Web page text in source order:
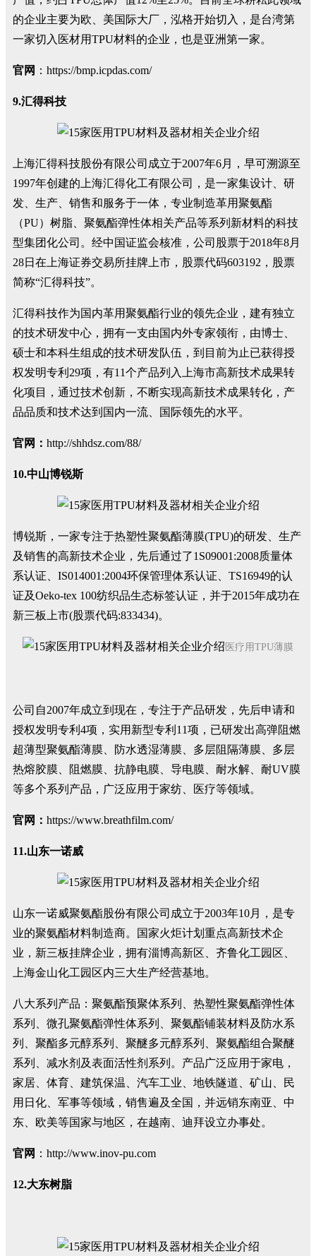
的企业主要为欧、美国际大厂，泓格开始切入，是台湾第
一家切入医材用TPU材料的企业，也是亚洲第一家。
官网 ：https://bmp.icpdas.com/
9.汇得科技
上海汇得科技股份有限公司成立于2007年6月，早可溯源至
1997年创建的上海汇得化工有限公司，是一家集设计、研
发、生产、销售和服务于一体，专业制造革用聚氨酯
（PU）树脂、聚氨酯弹性体相关产品等系列新材料的科技
型集团化公司。经中国证监会核准，公司股票于2018年8月
28日在上海证券交易所挂牌上市，股票代码603192，股票
简称“汇得科技”。
汇得科技作为国内革用聚氨酯行业的领先企业，建有独立
的技术研发中心，拥有一支由国内外专家领衔，由博士、
硕士和本科生组成的技术研发队伍，到目前为止已获得授
权发明专利29项，有11个产品列入上海市高新技术成果转
化项目，通过技术创新，不断实现高新技术成果转化，产
品品质和技术达到国内一流、国际领先的水平。
官网： http://shhdsz.com/88/
10.中山博锐斯
博锐斯，一家专注于热塑性聚氨酯薄膜(TPU)的研发、生产
及销售的高新技术企业，先后通过了1S09001:2008质量体
系认证、IS014001:2004环保管理体系认证、TS16949的认
证及Oeko-tex 100纺织品生态标签认证，并于2015年成功在
新三板上市(股票代码:833434)。
医疗用TPU薄膜
公司自2007年成立到现在，专注于产品研发，先后申请和
授权发明专利4项，实用新型专利11项，已研发出高弹阻燃
超薄型聚氨酯薄膜、防水透湿薄膜、多层阻隔薄膜、多层
热熔胶膜、阻燃膜、抗静电膜、导电膜、耐水解、耐UV膜
等多个系列产品，广泛应用于家纺、医疗等领域。
官网： https://www.breathfilm.com/
11.山东一诺威
山东一诺威聚氨酯股份有限公司成立于2003年10月，是专
业的聚氨酯材料制造商。国家火炬计划重点高新技术企
业，新三板挂牌企业，拥有淄博高新区、齐鲁化工园区、
上海金山化工园区内三大生产经营基地。
八大系列产品：聚氨酯预聚体系列、热塑性聚氨酯弹性体
系列、微孔聚氨酯弹性体系列、聚氨酯铺装材料及防水系
列、聚酯多元醇系列、聚醚多元醇系列、聚氨酯组合聚醚
系列、减水剂及表面活性剂系列。产品广泛应用于家电，
家居、体育、建筑保温、汽车工业、地铁隧道、矿山、民
用日化、军事等领域，销售遍及全国，并远销东南亚、中
东、欧美等国家与地区，在越南、迪拜设立办事处。
官网 ：http://www.inov-pu.com
12.大东树脂